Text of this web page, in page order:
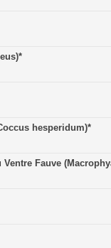
hesperidum)*
Fauve